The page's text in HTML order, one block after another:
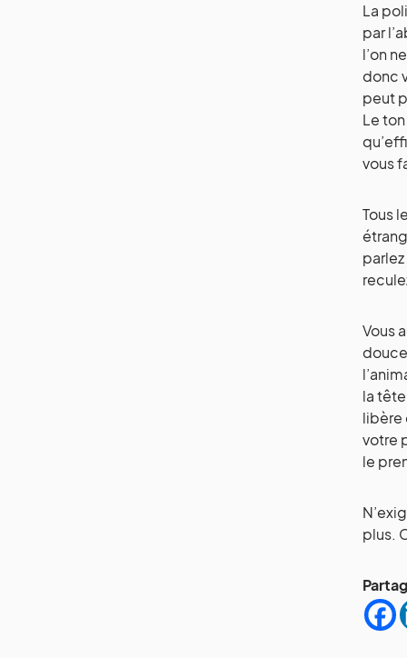
La
par
l’on
donc
peut
Le
vous
Tous
Vous
la
libère
votre
le
plus.